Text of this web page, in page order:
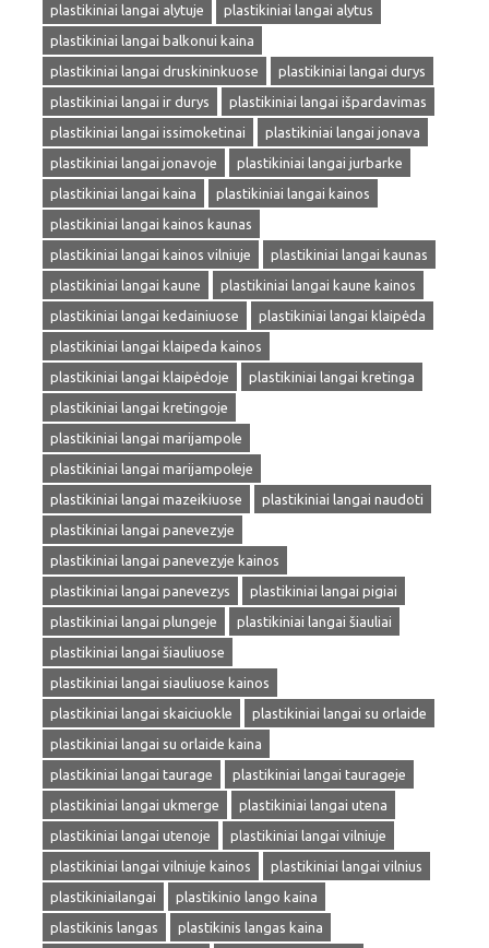
plastikiniai langai alytuje
plastikiniai langai alytus
plastikiniai langai balkonui kaina
plastikiniai langai druskininkuose
plastikiniai langai durys
plastikiniai langai ir durys
plastikiniai langai išpardavimas
plastikiniai langai issimoketinai
plastikiniai langai jonava
plastikiniai langai jonavoje
plastikiniai langai jurbarke
plastikiniai langai kaina
plastikiniai langai kainos
plastikiniai langai kainos kaunas
plastikiniai langai kainos vilniuje
plastikiniai langai kaunas
plastikiniai langai kaune
plastikiniai langai kaune kainos
plastikiniai langai kedainiuose
plastikiniai langai klaipėda
plastikiniai langai klaipeda kainos
plastikiniai langai klaipėdoje
plastikiniai langai kretinga
plastikiniai langai kretingoje
plastikiniai langai marijampole
plastikiniai langai marijampoleje
plastikiniai langai mazeikiuose
plastikiniai langai naudoti
plastikiniai langai panevezyje
plastikiniai langai panevezyje kainos
plastikiniai langai panevezys
plastikiniai langai pigiai
plastikiniai langai plungeje
plastikiniai langai šiauliai
plastikiniai langai šiauliuose
plastikiniai langai siauliuose kainos
plastikiniai langai skaiciuokle
plastikiniai langai su orlaide
plastikiniai langai su orlaide kaina
plastikiniai langai taurage
plastikiniai langai taurageje
plastikiniai langai ukmerge
plastikiniai langai utena
plastikiniai langai utenoje
plastikiniai langai vilniuje
plastikiniai langai vilniuje kainos
plastikiniai langai vilnius
plastikiniailangai
plastikinio lango kaina
plastikinis langas
plastikinis langas kaina